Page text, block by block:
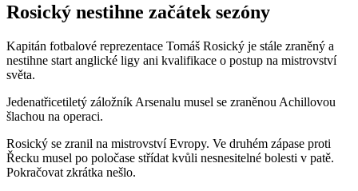
Rosický nestihne začátek sezóny
Kapitán fotbalové reprezentace Tomáš Rosický je stále zraněný a
nestihne start anglické ligy ani kvalifikace o postup na mistrovství
světa.
Jedenatřicetiletý záložník Arsenalu musel se zraněnou Achillovou
šlachou na operaci.
Rosický se zranil na mistrovství Evropy. Ve druhém zápase proti
Řecku musel po poločase střídat kvůli nesnesitelné bolesti v patě.
Pokračovat zkrátka nešlo.